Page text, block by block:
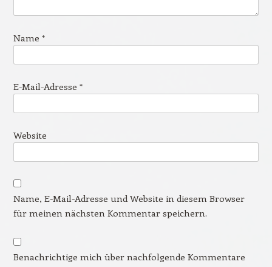
Name *
E-Mail-Adresse *
Website
Name, E-Mail-Adresse und Website in diesem Browser
für meinen nächsten Kommentar speichern.
Benachrichtige mich über nachfolgende Kommentare